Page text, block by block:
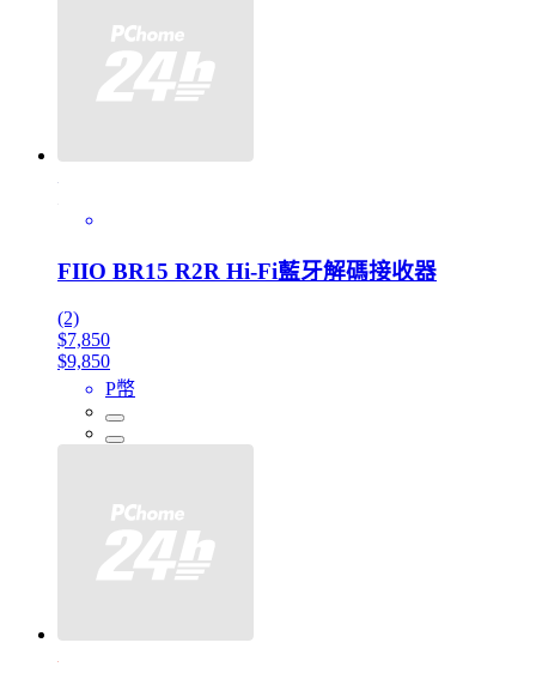
FIIO BR15 R2R Hi-Fi藍牙解碼接收器
(2)
$7,850
$9,850
P幣